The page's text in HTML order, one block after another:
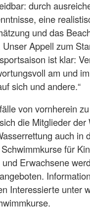
durch
eine
und das
Unser Appell zum
ist klar:
am und
sich und andere.“
von vornherein
die Mitglieder der
auch in
für
Erwachsene
Interessierte unter